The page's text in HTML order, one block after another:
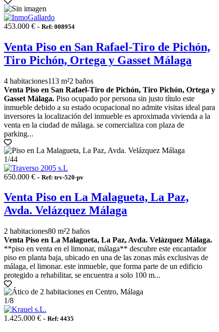
453.000 € - Ref: 008954
Venta Piso en San Rafael-Tiro de Pichón,
Tiro Pichón, Ortega y Gasset Málaga
4 habitaciones113 m²2 baños
Venta Piso en San Rafael-Tiro de Pichón, Tiro Pichón, Ortega y
Gasset Málaga. Piso ocupado por persona sin justo título este
inmueble debido a su estado ocupacional no admite visitas ideal para
inversores la localización del inmueble es aproximada vivienda a la
venta en la ciudad de málaga. se comercializa con plaza de
parking...
1/44
650.000 € - Ref: trv-520-pv
Venta Piso en La Malagueta, La Paz,
Avda. Velázquez Málaga
2 habitaciones80 m²2 baños
Venta Piso en La Malagueta, La Paz, Avda. Velázquez Málaga.
**piso en venta en el limonar, málaga** descubre este encantador
piso en planta baja, ubicado en una de las zonas más exclusivas de
málaga, el limonar. este inmueble, que forma parte de un edificio
protegido a rehabilitar, se encuentra a solo 100 m...
1/8
1.425.000 € - Ref: 4435